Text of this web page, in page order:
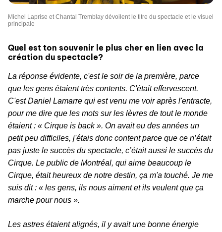
Michel Laprise et Chantal Tremblay dévoilent le titre du spectacle et le visuel
principale
Quel est ton souvenir le plus cher en lien avec la
création du spectacle?
La réponse évidente, c'est le soir de la première, parce
que les gens étaient très contents. C'était effervescent.
C'est Daniel Lamarre qui est venu me voir après l'entracte,
pour me dire que les mots sur les lèvres de tout le monde
étaient : « Cirque is back ». On avait eu des années un
petit peu difficiles, j'étais donc content parce que ce n’était
pas juste le succès du spectacle, c’était aussi le succès du
Cirque. Le public de Montréal, qui aime beaucoup le
Cirque, était heureux de notre destin, ça m'a touché. Je me
suis dit : « les gens, ils nous aiment et ils veulent que ça
marche pour nous ».
Les astres étaient alignés, il y avait une bonne énergie